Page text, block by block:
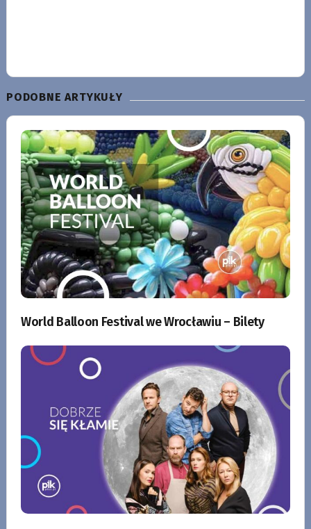
PODOBNE ARTYKUŁY
World Balloon Festival we Wrocławiu – Bilety